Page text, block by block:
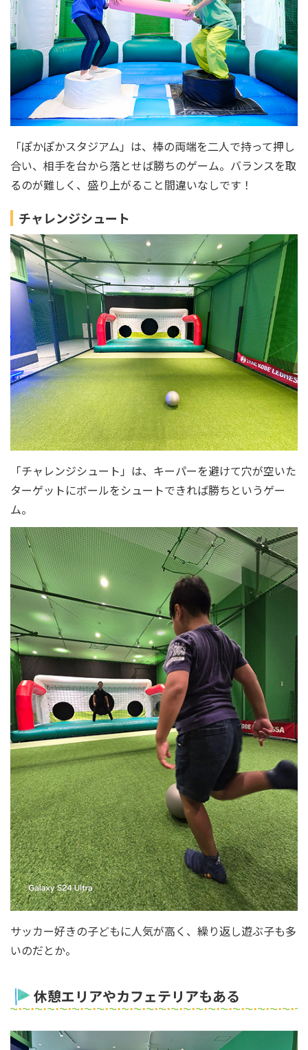
「ぽかぽかスタジアム」は、棒の両端を二人で持って押し
合い、相手を台から落とせば勝ちのゲーム。バランスを取
るのが難しく、盛り上がること間違いなしです！
チャレンジシュート
「チャレンジシュート」は、キーパーを避けて穴が空いた
ターゲットにボールをシュートできれば勝ちというゲー
ム。
サッカー好きの子どもに人気が高く、繰り返し遊ぶ子も多
いのだとか。
休憩エリアやカフェテリアもある